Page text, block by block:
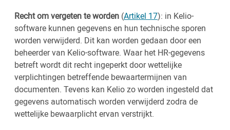
Recht om vergeten te worden (Artikel 17): in Kelio-
software kunnen gegevens en hun technische sporen
worden verwijderd. Dit kan worden gedaan door een
beheerder van Kelio-software. Waar het HR-gegevens
betreft wordt dit recht ingeperkt door wettelijke
verplichtingen betreffende bewaartermijnen van
documenten. Tevens kan Kelio zo worden ingesteld dat
gegevens automatisch worden verwijderd zodra de
wettelijke bewaarplicht ervan verstrijkt.